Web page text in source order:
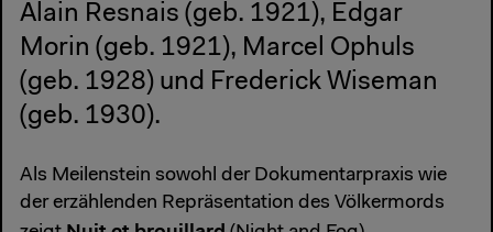
Alain Resnais (geb. 1921), Edgar
Morin (geb. 1921), Marcel Ophuls
(geb. 1928) und Frederick Wiseman
(geb. 1930).
Als Meilenstein sowohl der Dokumentarpraxis wie
der erzählenden Repräsentation des Völkermords